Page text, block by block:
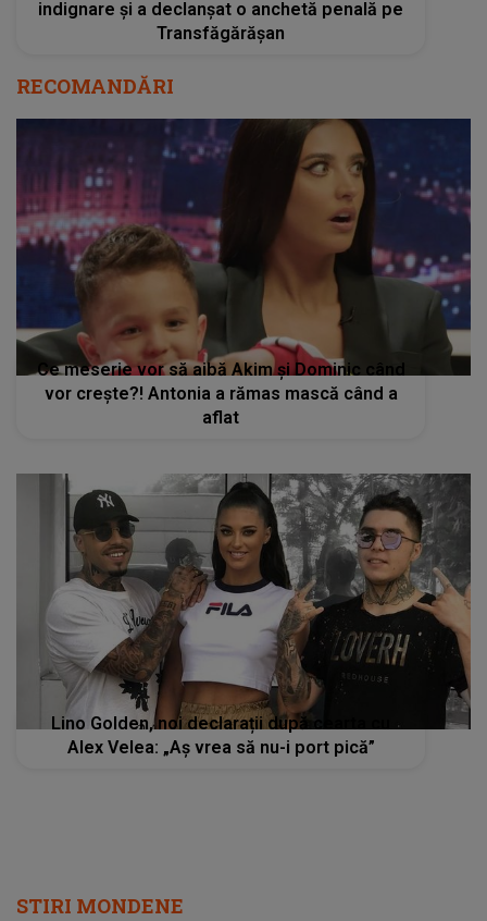
indignare și a declanșat o anchetă penală pe
Transfăgărășan
RECOMANDĂRI
Ce meserie vor să aibă Akim și Dominic când
vor crește?! Antonia a rămas mască când a
aflat
Lino Golden, noi declarații după cearta cu
Alex Velea: „Aș vrea să nu-i port pică”
STIRI MONDENE